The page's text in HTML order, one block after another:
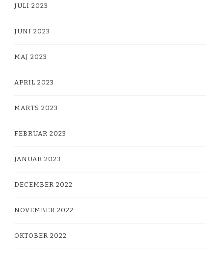
JULI 2023
JUNI 2023
MAJ 2023
APRIL 2023
MARTS 2023
FEBRUAR 2023
JANUAR 2023
DECEMBER 2022
NOVEMBER 2022
OKTOBER 2022